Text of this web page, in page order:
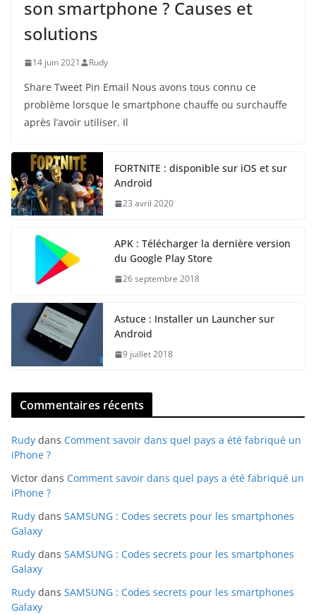
son smartphone ? Causes et
solutions
14 juin 2021 Rudy
Share Tweet Pin Email Nous avons tous connu ce
problème lorsque le smartphone chauffe ou surchauffe
après l’avoir utiliser. Il
FORTNITE : disponible sur iOS et sur
Android
23 avril 2020
APK : Télécharger la dernière version
du Google Play Store
26 septembre 2018
Astuce : Installer un Launcher sur
Android
9 juillet 2018
Commentaires récents
Rudy dans Comment savoir dans quel pays a été fabriqué un
iPhone ?
Victor dans Comment savoir dans quel pays a été fabriqué un
iPhone ?
Rudy dans SAMSUNG : Codes secrets pour les smartphones
Galaxy
Rudy dans SAMSUNG : Codes secrets pour les smartphones
Galaxy
Rudy dans SAMSUNG : Codes secrets pour les smartphones
Galaxy